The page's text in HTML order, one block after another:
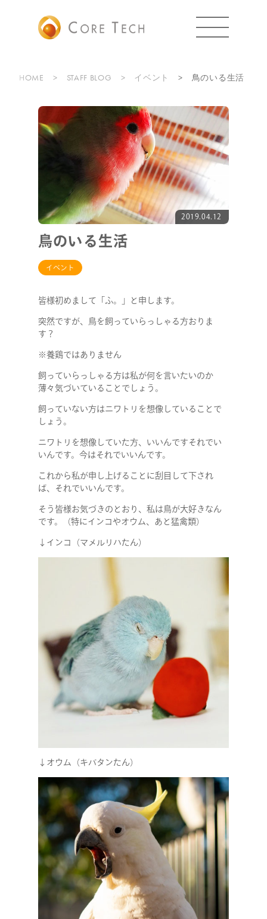
HOME STAFF BLOG イベント 鳥のいる生活
2019.04.12
鳥のいる生活
イベント
皆様初めまして「ふ。」と申します。
突然ですが、鳥を飼っていらっしゃる方おりま
す？
※養鶏ではありません
飼っていらっしゃる方は私が何を言いたいのか
薄々気づいていることでしょう。
飼っていない方はニワトリを想像していることで
しょう。
ニワトリを想像していた方、いいんですそれでい
いんです。今はそれでいいんです。
これから私が申し上げることに刮目して下され
ば、それでいいんです。
そう皆様お気づきのとおり、私は鳥が大好きなん
です。（特にインコやオウム、あと猛禽類）
↓インコ（マメルリハたん）
↓オウム（キバタンたん）